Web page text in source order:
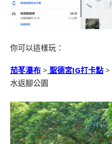
你可以這樣玩：
茄苳瀑布 > 聖德宮IG打卡點 >
水返腳公園